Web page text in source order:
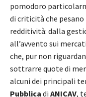
pomodoro
di criticità che
redditività: dalla
all’avvento sui
che, pur non
sottrarre quote di
alcuni dei principali
Pubblica di ANICAV,